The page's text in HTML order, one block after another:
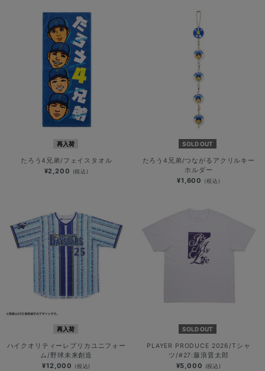
再入荷
たろう4兄弟/フェイスタオル
¥2,200 (税込)
SOLD OUT
たろう4兄弟/つながるアクリルキー
ホルダー
¥1,600 (税込)
再入荷
ハイクオリティーレプリカユニフォー
ム/野球未来創造
¥12,000 (税込)
SOLD OUT
PLAYER PRODUCE 2026/Tシャ
ツ/#27:藤浪晋太郎
¥5,000 (税込)